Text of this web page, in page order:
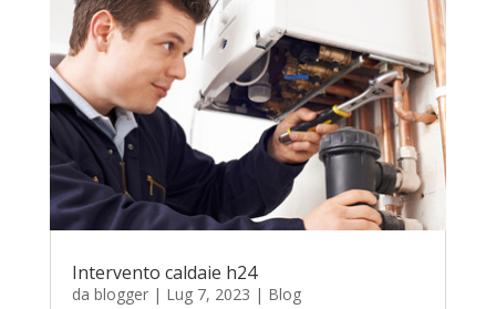
Intervento caldaie h24
da blogger| Lug 7, 2023 | Blog